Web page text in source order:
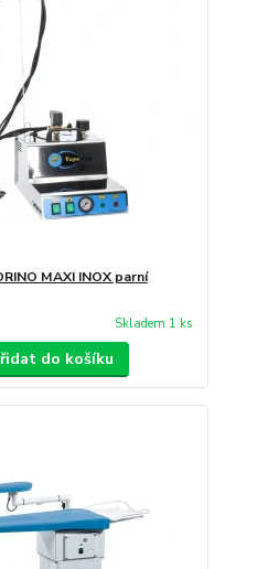
MAXI INOX parní
Skladem 1 ks
do košíku